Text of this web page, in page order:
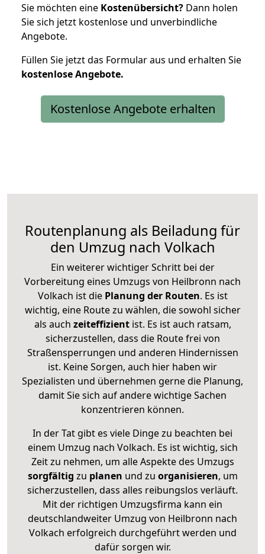
Sie möchten eine Kostenübersicht? Dann holen
Sie sich jetzt kostenlose und unverbindliche
Angebote.
Füllen Sie jetzt das Formular aus und erhalten Sie
kostenloseAngebote.
Kostenlose Angebote erhalten
Routenplanung als Beiladung für
den Umzug nach Volkach
Ein weiterer wichtiger Schritt bei der
Vorbereitung eines Umzugs von Heilbronn nach
Volkach ist diePlanung der Routen. Es ist
wichtig, eine Route zu wählen, die sowohl sicher
als auch zeiteffizientist. Es ist auch ratsam,
sicherzustellen, dass die Route frei von
Straßensperrungen und anderen Hindernissen
ist. Keine Sorgen, auch hier haben wir
Spezialisten und übernehmen gerne die Planung,
damit Sie sich auf andere wichtige Sachen
konzentrieren können.
In der Tat gibt es viele Dinge zu beachten bei
einem Umzug nach Volkach. Es ist wichtig, sich
Zeit zu nehmen, um alle Aspekte des Umzugs
sorgfältig zu planen und zu organisieren, um
sicherzustellen, dass alles reibungslos verläuft.
Mit der richtigen Umzugsfirma kann ein
deutschlandweiter Umzug von Heilbronn nach
Volkach erfolgreich durchgeführt werden und
dafür sorgen wir.